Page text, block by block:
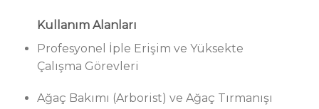
Kullanım Alanları
Profesyonel İple Erişim ve Yüksekte
Çalışma Görevleri
Ağaç Bakımı (Arborist) ve Ağaç Tırmanışı